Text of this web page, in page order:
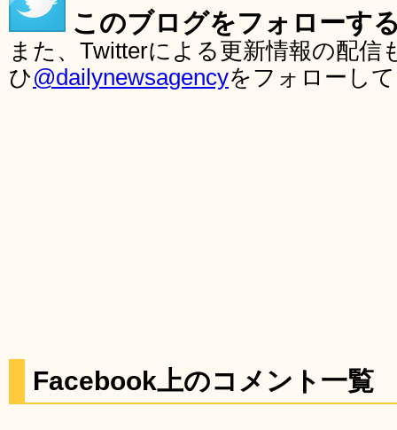
このブログをフォローす
また、Twitterによる更新情報の配
ひ@dailynewsagencyをフォローし
Facebook上のコメント一覧